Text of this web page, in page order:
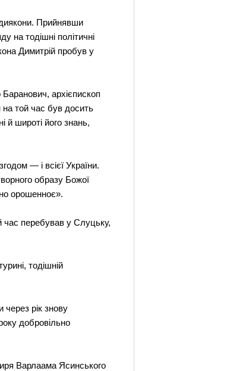
Прийнявши
на тодішні політичні
Димитрій пробув у
архієпископ
на той час був досить
й широті його знань,
— і всієї України.
образу Божої
орошенноє».
час перебував у Слуцьку,
тодішній
через рік знову
добровільно
Варлаама Ясинського